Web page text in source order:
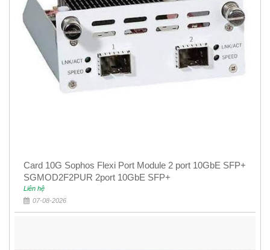
Card 10G Sophos Flexi Port Module 2 port 10GbE SFP+
SGMOD2F2PUR 2port 10GbE SFP+
Liên hệ
07-08-2026